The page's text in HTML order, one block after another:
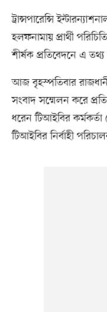
ট্রান্সপারেন্সি
হলফনামায় প্রার্থী
শীর্ষক প্রতিবেদনে এ
আজ বৃহস্পতিবার
সংবাদ সম্মেলন করে
ধরেন টিআইবির
টিআইবির নির্বাহী